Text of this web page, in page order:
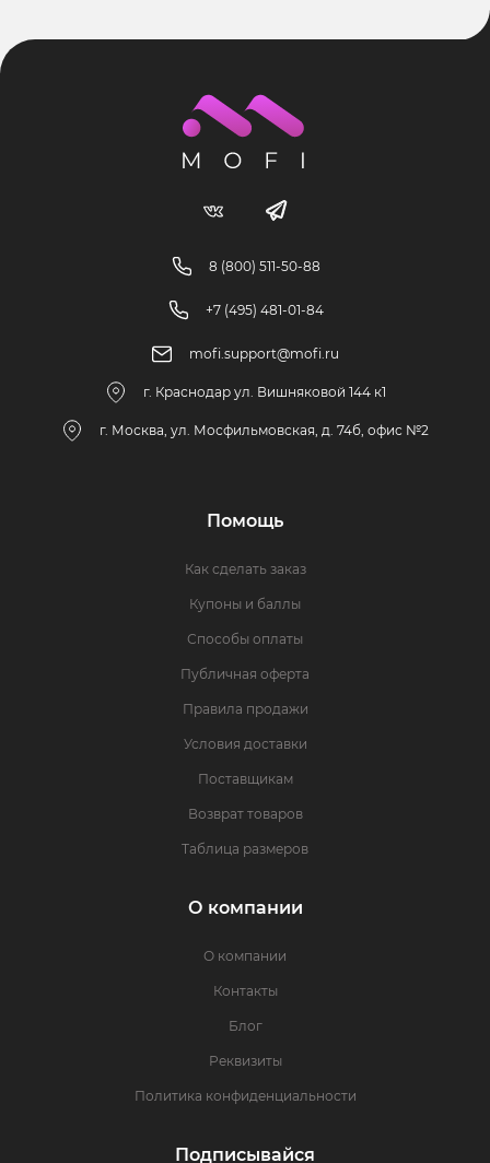
8 (800) 511-50-88
+7 (495) 481-01-84
mofi.support@mofi.ru
г. Краснодар ул. Вишняковой 144 к1
г. Москва, ул. Мосфильмовская, д. 74б, офис №2
Помощь
Как сделать заказ
Купоны и баллы
Способы оплаты
Публичная оферта
Правила продажи
Условия доставки
Поставщикам
Возврат товаров
Таблица размеров
О компании
О компании
Контакты
Блог
Реквизиты
Политика конфиденциальности
Подписывайся